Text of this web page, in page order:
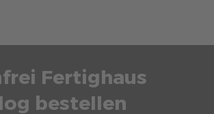
Fertighaus
bestellen